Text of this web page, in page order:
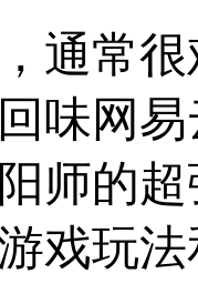
通常
味网
师的
戏玩